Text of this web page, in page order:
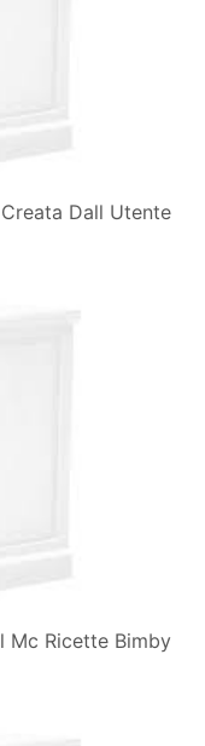
Dall Utente
Mc Ricette Bimby